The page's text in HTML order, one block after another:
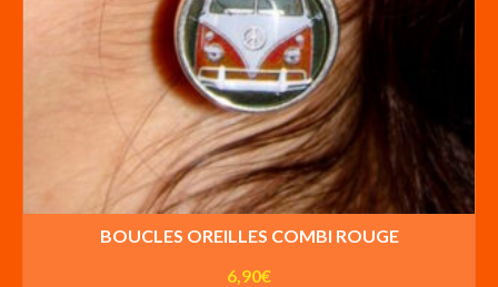
BOUCLES OREILLES COMBI ROUGE
6,90€